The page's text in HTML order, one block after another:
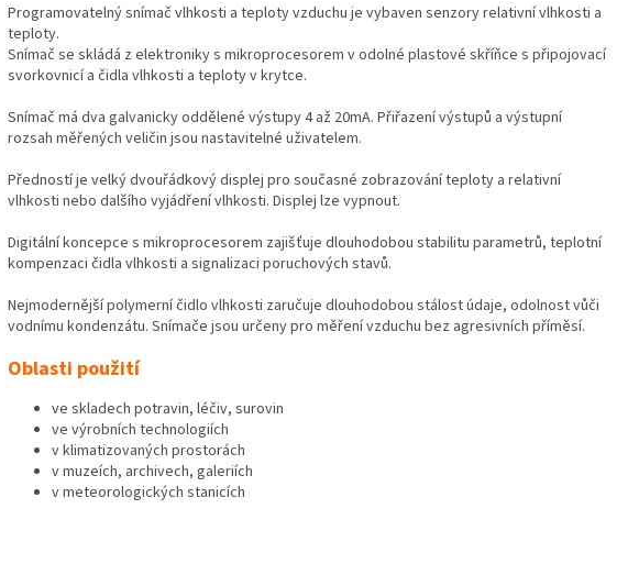
Programovatelný snímač vlhkosti a teploty vzduchu je vybaven senzory relativní vlhkosti a
teploty.
Snímač se skládá z elektroniky s mikroprocesorem v odolné plastové skříňce s připojovací
svorkovnicí a čidla vlhkosti a teploty v krytce.
Snímač má dva galvanicky oddělené výstupy 4 až 20mA. Přiřazení výstupů a výstupní
rozsah měřených veličin jsou nastavitelné uživatelem.
Předností je velký dvouřádkový displej pro současné zobrazování teploty a relativní
vlhkosti nebo dalšího vyjádření vlhkosti. Displej lze vypnout.
Digitální koncepce s mikroprocesorem zajišťuje dlouhodobou stabilitu parametrů, teplotní
kompenzaci čidla vlhkosti a signalizaci poruchových stavů.
Nejmodernější polymerní čidlo vlhkosti zaručuje dlouhodobou stálost údaje, odolnost vůči
vodnímu kondenzátu. Snímače jsou určeny pro měření vzduchu bez agresivních příměsí.
Oblasti použití
ve skladech potravin, léčiv, surovin
ve výrobních technologiích
v klimatizovaných prostorách
v muzeích, archivech, galeriích
v meteorologických stanicích